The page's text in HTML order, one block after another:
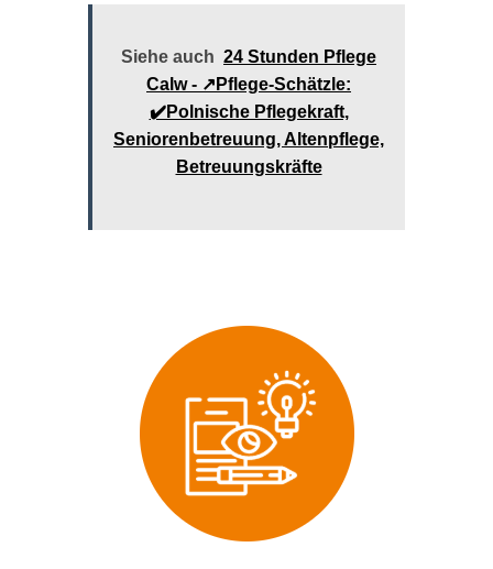
Siehe auch 24 Stunden Pflege
Calw - ↗️Pflege-Schätzle:
✔️Polnische Pflegekraft,
Seniorenbetreuung, Altenpflege,
Betreuungskräfte